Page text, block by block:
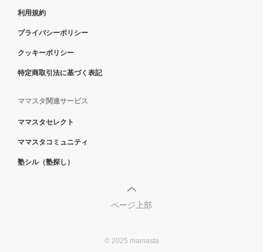
利用規約
プライバシーポリシー
クッキーポリシー
特定商取引法に基づく表記
ママスタ関連サービス
ママスタセレクト
ママスタコミュニティ
塾シル（塾探し）
ページ上部
© 2025 mamasta